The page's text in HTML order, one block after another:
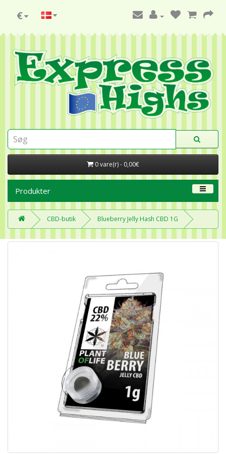
€
0 vare(r) - 0,00€
Produkter
CBD-butik Blueberry Jelly Hash CBD 1G